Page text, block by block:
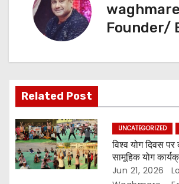
a
t
i
o
n
Founder/
Related Post
UNCATEGORIZED
विश्व योग दिवस
सामूहिक योग
Jun 21, 2026